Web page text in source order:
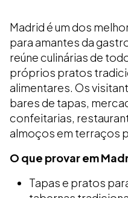
Madrid é um dos
para amantes da
reúne culinárias de
próprios pratos
alimentares. Os
bares de tapas,
confeitarias,
almoços em terraços
O que provar em
Tapas e pratos